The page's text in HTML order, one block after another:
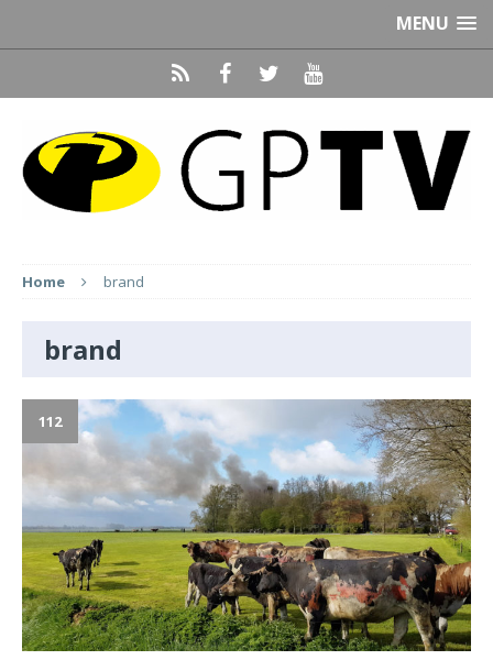
MENU
Home brand
brand
112